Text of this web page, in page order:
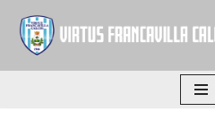
Vai
al